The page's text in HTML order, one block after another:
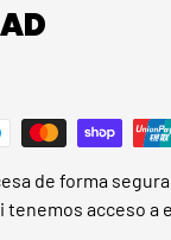
de forma
acceso a